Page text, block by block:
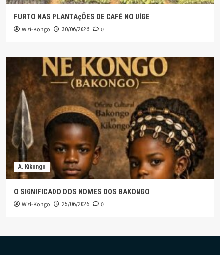
FURTO NAS PLANTAçÕES DE CAFÉ NO UÍGE
Wizi-Kongo 30/06/2026 0
A. Kikongo
O SIGNIFICADO DOS NOMES DOS BAKONGO
Wizi-Kongo 25/06/2026 0